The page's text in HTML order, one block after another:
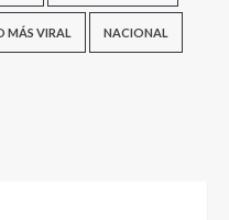
MÁS VIRAL NACIONAL